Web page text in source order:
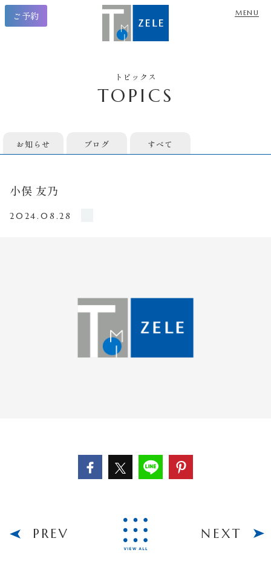
ご予約
トピックス
TOPICS
お知らせ ブログ すべて
小俣 友乃
2024.08.28
PREV NEXT